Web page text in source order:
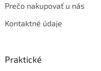
Prečo nakupovať u nás
Kontaktné údaje
Praktické